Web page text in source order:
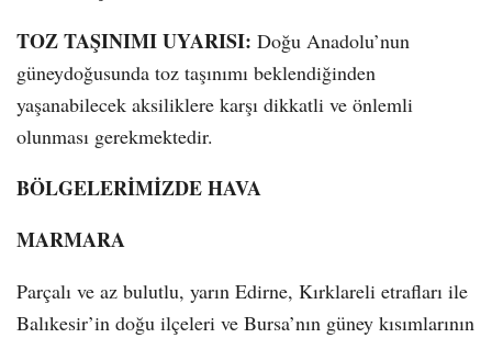
TOZ TAŞINIMI UYARISI: Doğu Anadolu’nun
güneydoğusunda toz taşınımı beklendiğinden
yaşanabilecek aksiliklere karşı dikkatli ve önlemli
olunması gerekmektedir.
BÖLGELERİMİZDE HAVA
MARMARA
Parçalı ve az bulutlu, yarın Edirne, Kırklareli etrafları ile
Balıkesir’in doğu ilçeleri ve Bursa’nın güney kısımlarının